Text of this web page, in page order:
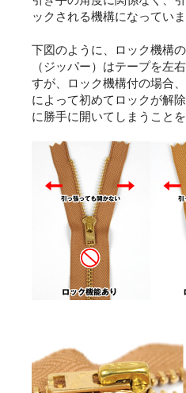
ックされる機構になっていま
下図のように、ロック機構
（ジッパー）はテープを左
すが、ロック機構付の場合
によって初めてロックが解
に勝手に開いてしまうこと